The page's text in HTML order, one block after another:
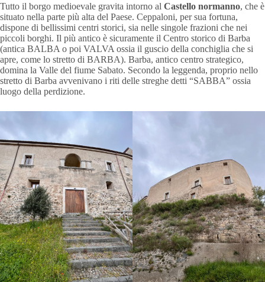
Tutto il borgo medioevale gravita intorno al Castello normanno, che è
situato nella parte più alta del Paese. Ceppaloni, per sua fortuna,
dispone di bellissimi centri storici, sia nelle singole frazioni che nei
piccoli borghi. Il più antico è sicuramente il Centro storico di Barba
(antica BALBA o poi VALVA ossia il guscio della conchiglia che si
apre, come lo stretto di BARBA). Barba, antico centro strategico,
domina la Valle del fiume Sabato. Secondo la leggenda, proprio nello
stretto di Barba avvenivano i riti delle streghe detti “SABBA” ossia
luogo della perdizione.